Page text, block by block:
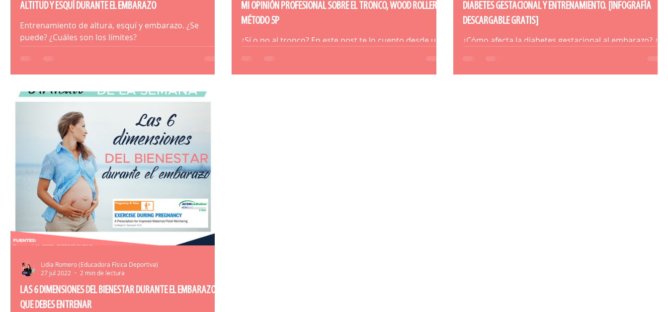
ALTITUD Y ESQUÍ DURANTE EL EMBARAZO
Entrenamiento de altura, esquí y embarazo. ¿Se
puede? ¿Cuáles son los límites?
MI OPINIÓN PROFESIONAL SOBRE EL TRONCO, WOOD ROLLER O
MÉTODO 5P
¿Sí o no al tronco? En este post te lo cuento desde una
DIABETES GESTACIONAL Y ENTRENAMIENTO. [INFOGRAFÍA
DESCARGABLE GRATIS]
¿Cómo afecta la diabetes gestacional al embarazo? ¿y
LAS 6 DIMENSIONES DEL BIENESTAR DURANTE EL EMBARAZO
QUE DEBES ENTRENAR
Lidia Romero (Educadora Física Deportiva)
27 jul 2022
2 min de lectura